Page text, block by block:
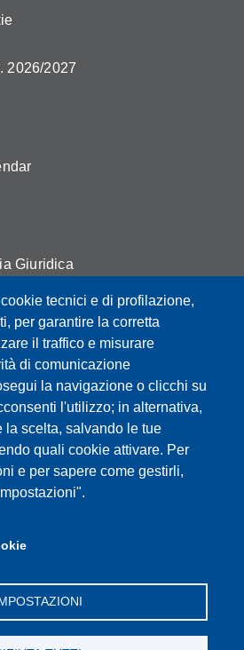
tecnici e di profilazione,
per garantire la corretta
il traffico e misurare
di comunicazione
la navigazione o clicchi su
l'utilizzo; in alternativa,
la scelta, salvando le tue
quali cookie attivare. Per
e per sapere come gestirli,
2026/2027
Giuridica
3 - 41121 Modena
| 059 205 8181
205 8213 (Didattica)